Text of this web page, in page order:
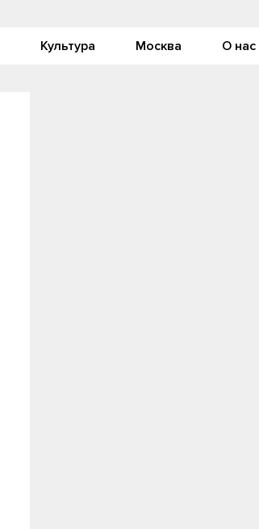
Культура Москва О нас